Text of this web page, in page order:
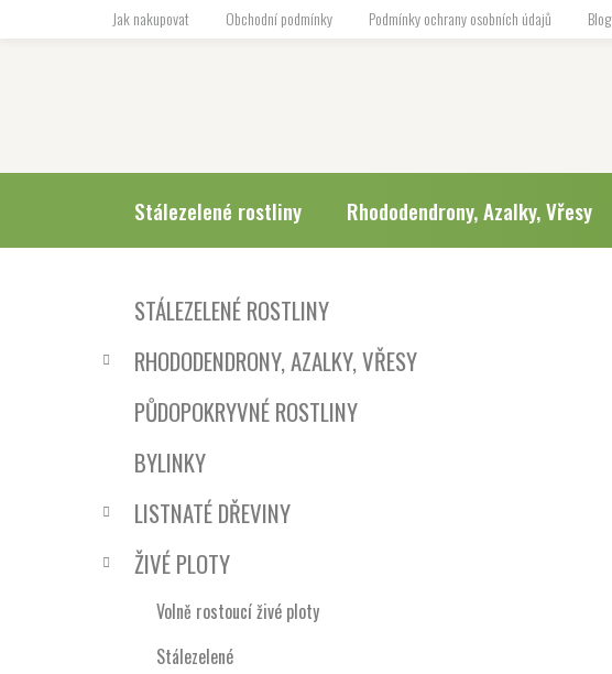
Jak nakupovat Obchodní podmínky Podmínky ochrany osobních údajů Blog
Stálezelené rostliny Rhododendrony, Azalky, Vřesy
Přeskočit
kategorie
e
STÁLEZELENÉ ROSTLINY
RHODODENDRONY, AZALKY, VŘESY
PŮDOPOKRYVNÉ ROSTLINY
BYLINKY
LISTNATÉ DŘEVINY
ŽIVÉ PLOTY
Volně rostoucí živé ploty
Stálezelené